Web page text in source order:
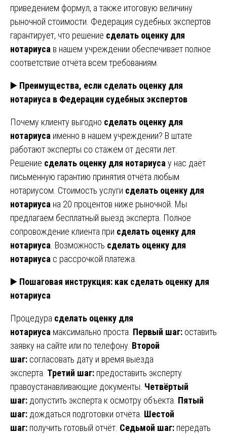
приведением формул, а также итоговую величину
рыночной стоимости. Федерация судебных экспертов
гарантирует, что решение сделать оценку для
нотариуса в нашем учреждении обеспечивает полное
соответствие отчёта всем требованиям.
▶️ Преимущества, если сделать оценку для
нотариуса в Федерации судебных экспертов
Почему клиенту выгодно сделать оценку для
нотариуса именно в нашем учреждении? В штате
работают эксперты со стажем от десяти лет.
Решение сделать оценку для нотариуса у нас даёт
письменную гарантию принятия отчёта любым
нотариусом. Стоимость услуги сделать оценку для
нотариуса на 20 процентов ниже рыночной. Мы
предлагаем бесплатный выезд эксперта. Полное
сопровождение клиента при сделать оценку для
нотариуса . Возможность сделать оценку для
нотариуса с рассрочкой платежа.
▶️ Пошаговая инструкция: как сделать оценку для
нотариуса
Процедура сделать оценку для
нотариуса максимально проста. Первый шаг: оставить
заявку на сайте или по телефону. Второй
шаг: согласовать дату и время выезда
эксперта. Третий шаг: предоставить эксперту
правоустанавливающие документы. Четвёртый
шаг: допустить эксперта к осмотру объекта. Пятый
шаг: дождаться подготовки отчёта. Шестой
шаг: получить готовый отчёт. Седьмой шаг: передать